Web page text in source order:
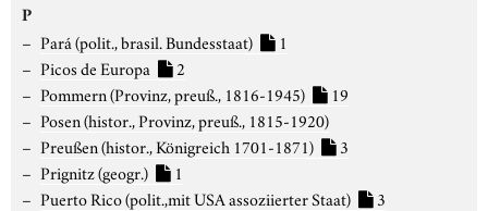
P
Pará (polit., brasil. Bundesstaat)
1
Picos de Europa
2
Pommern (Provinz, preuß., 1816-1945)
19
Posen (histor., Provinz, preuß., 1815-1920)
Preußen (histor., Königreich 1701-1871)
3
Prignitz (geogr.)
1
Puerto Rico (polit.,mit USA assoziierter Staat)
3